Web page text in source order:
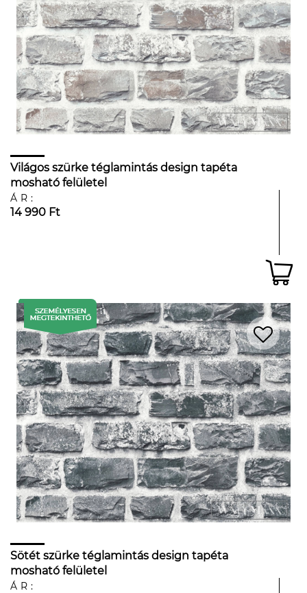
Világos szürke téglamintás design tapéta
mosható felületel
ÁR:
14 990 Ft
Sötét szürke téglamintás design tapéta
mosható felületel
ÁR: